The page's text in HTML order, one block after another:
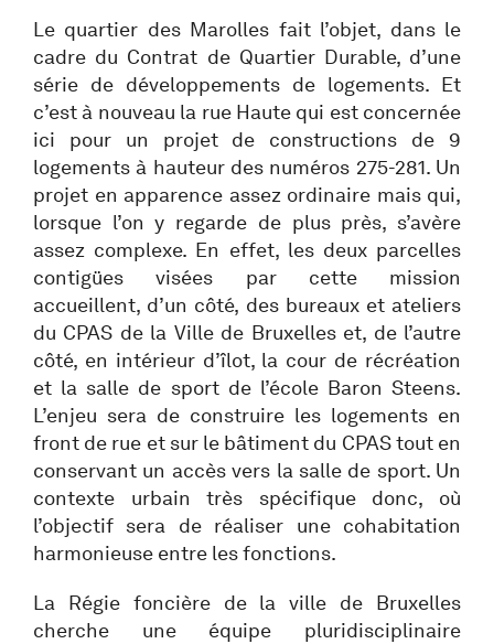
Le quartier des Marolles fait l’objet, dans le
cadre du Contrat de Quartier Durable, d’une
série de développements de logements. Et
c’est à nouveau la rue Haute qui est concernée
ici pour un projet de constructions de 9
logements à hauteur des numéros 275-281. Un
projet en apparence assez ordinaire mais qui,
lorsque l’on y regarde de plus près, s’avère
assez complexe. En effet, les deux parcelles
contigües visées par cette mission
accueillent, d’un côté, des bureaux et ateliers
du CPAS de la Ville de Bruxelles et, de l’autre
côté, en intérieur d’îlot, la cour de récréation
et la salle de sport de l’école Baron Steens.
L’enjeu sera de construire les logements en
front de rue et sur le bâtiment du CPAS tout en
conservant un accès vers la salle de sport. Un
contexte urbain très spécifique donc, où
l’objectif sera de réaliser une cohabitation
harmonieuse entre les fonctions.
La Régie foncière de la ville de Bruxelles
cherche une équipe pluridisciplinaire